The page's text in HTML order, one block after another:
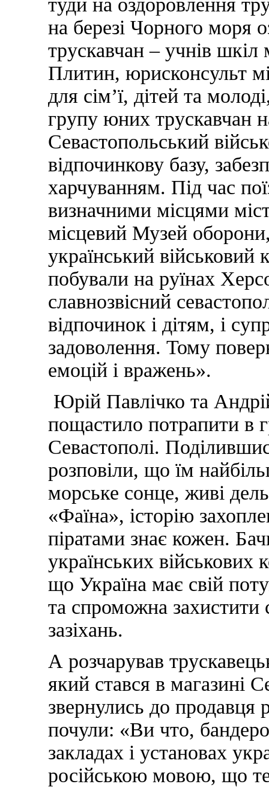
туди на оздоровлення
на березі Чорного моря
трускавчан – учнів шкіл
Плитин, юрисконсульт
для сім’ї, дітей та
групу юних трускавчан
Севастопольський
відпочинкову базу,
харчуванням. Під час
визначними місцями
місцевий Музей
український військовий
побували на руїнах
славнозвісний
відпочинок і дітям, і
задоволення. Тому
емоцій і вражень».
Юрій Павлічко та
пощастило потрапити в
Севастополі.
розповіли, що їм
морське сонце, живі
«Фаїна», історію
піратами знає кожен.
українських військових
що Україна має свій
та спроможна захистити
зазіхань.
А розчарував
який стався в магазині
звернулись до продавця
почули: «Ви что,
закладах і установах
російською мовою, що